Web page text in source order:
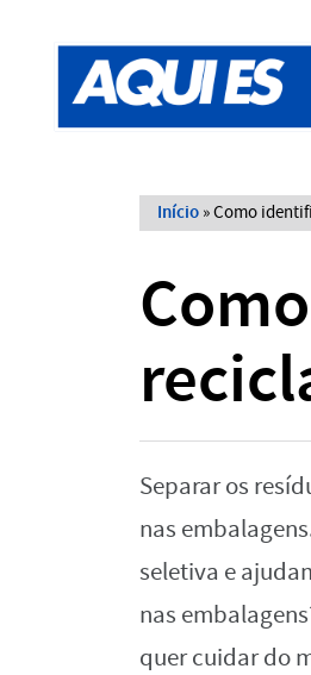
Início »Como
Separar os
nas
seletiva e
nas
quer cuidar do